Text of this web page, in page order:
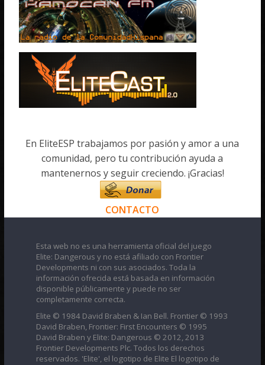
En EliteESP trabajamos por pasión y amor a una
comunidad, pero tu contribución ayuda a
mantenernos y seguir creciendo. ¡Gracias!
CONTACTO
Esta web no es una herramienta oficial del juego
Elite: Dangerous y no está afiliado con Frontier
Developments ni con sus asociados. Toda la
información ofrecida está basada en información
disponible públicamente y puede no ser
completamente correcta.
Elite © 1984 David Braben & Ian Bell. Frontier © 1993
David Braben, Frontier: First Encounters © 1995
David Braben y Elite: Dangerous © 2012, 2013
Frontier Developments Plc. Todos los derechos
reservados. 'Elite', el logotipo de Elite El logotipo de